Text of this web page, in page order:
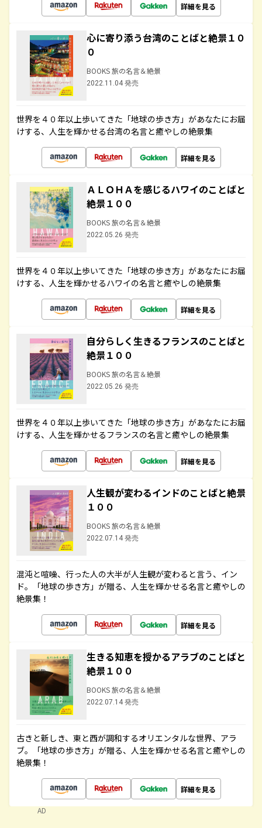
詳細を見る
心に寄り添う台湾のことばと絶景１０
０
BOOKS 旅の名言＆絶景
2022.11.04 発売
世界を４０年以上歩いてきた「地球の歩き方」があなたにお届
けする、人生を輝かせる台湾の名言と癒やしの絶景集
詳細を見る
ＡＬＯＨＡを感じるハワイのことばと
絶景１００
BOOKS 旅の名言＆絶景
2022.05.26 発売
世界を４０年以上歩いてきた「地球の歩き方」があなたにお届
けする、人生を輝かせるハワイの名言と癒やしの絶景集
詳細を見る
自分らしく生きるフランスのことばと
絶景１００
BOOKS 旅の名言＆絶景
2022.05.26 発売
世界を４０年以上歩いてきた「地球の歩き方」があなたにお届
けする、人生を輝かせるフランスの名言と癒やしの絶景集
詳細を見る
人生観が変わるインドのことばと絶景
１００
BOOKS 旅の名言＆絶景
2022.07.14 発売
混沌と喧噪、行った人の大半が人生観が変わると言う、イン
ド。「地球の歩き方」が贈る、人生を輝かせる名言と癒やしの
絶景集！
詳細を見る
生きる知恵を授かるアラブのことばと
絶景１００
BOOKS 旅の名言＆絶景
2022.07.14 発売
古きと新しき、東と西が調和するオリエンタルな世界、アラ
ブ。「地球の歩き方」が贈る、人生を輝かせる名言と癒やしの
絶景集！
詳細を見る
AD